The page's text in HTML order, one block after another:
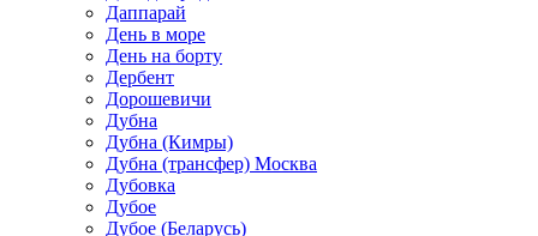
Даппарай
День в море
День на борту
Дербент
Дорошевичи
Дубна
Дубна (Кимры)
Дубна (трансфер) Москва
Дубовка
Дубое
Дубое (Беларусь)